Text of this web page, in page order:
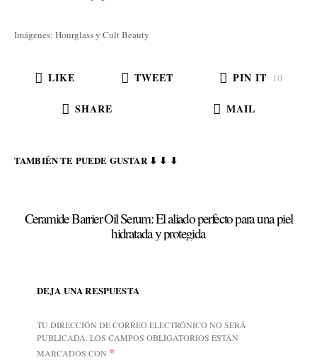
Imágenes: Hourglass y Cult Beauty
LIKE TWEET PIN IT 10
SHARE MAIL
TAMBIÉN TE PUEDE GUSTAR ⬇ ⬇ ⬇
Ceramide Barrier Oil Serum: El aliado perfecto para una piel
hidratada y protegida
DEJA UNA RESPUESTA
TU DIRECCIÓN DE CORREO ELECTRÓNICO NO SERÁ
PUBLICADA. LOS CAMPOS OBLIGATORIOS ESTÁN
MARCADOS CON *